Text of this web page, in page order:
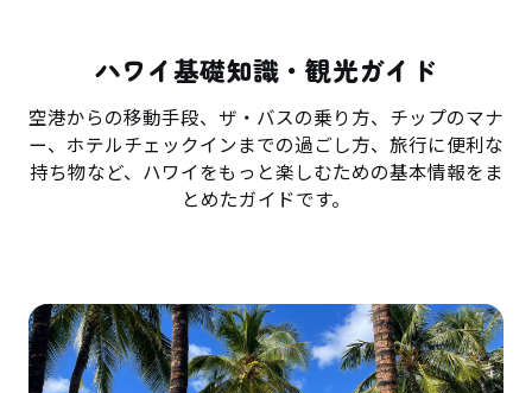
ハワイ基礎知識・観光ガイド
空港からの移動手段、ザ・バスの乗り方、チップのマナ
ー、ホテルチェックインまでの過ごし方、旅行に便利な
持ち物など、ハワイをもっと楽しむための基本情報をま
とめたガイドです。